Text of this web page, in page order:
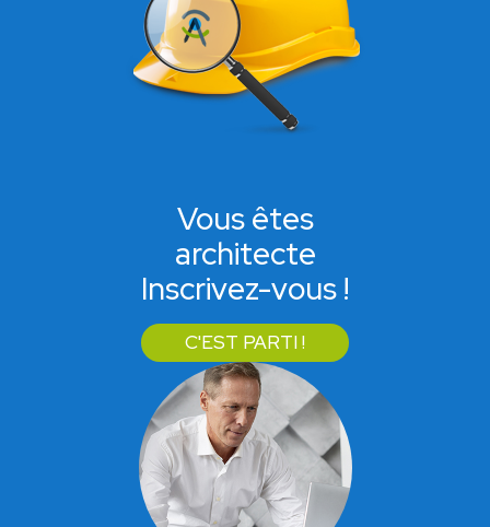
Vous êtes
architecte
Inscrivez-vous !
C'EST PARTI !